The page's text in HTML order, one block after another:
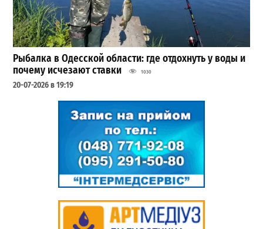
Рыбалка в Одесской области: где отдохнуть у воды и
почему исчезают ставки
1030
20-07-2026 в 19:19